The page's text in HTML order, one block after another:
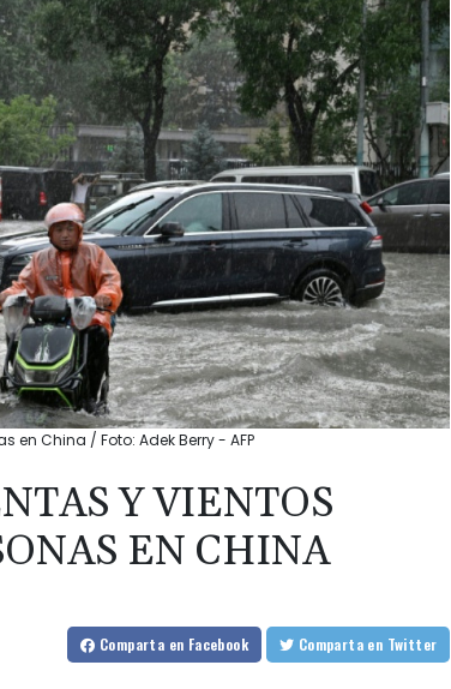
en China / Foto: Adek Berry - AFP
Y VIENTOS
EN CHINA
Comparta en Facebook Comparta en Twitter